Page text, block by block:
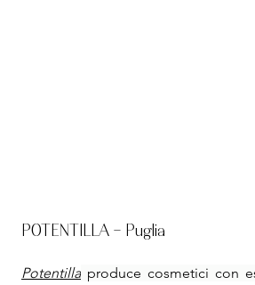
POTENTILLA - Puglia
Potentilla produce cosmetici con